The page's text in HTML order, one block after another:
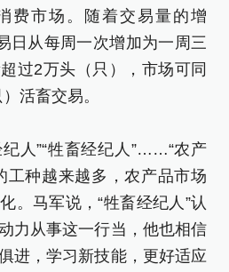
费市场。随着交易量的增
日从每周一次增加为一周三
过2万头（只），市场可同
活畜交易。
纪人”“牲畜经纪人”……“农产
工种越来越多，农产品市场
。马军说，“牲畜经纪人”认
力从事这一行当，他也相信
进，学习新技能，更好适应